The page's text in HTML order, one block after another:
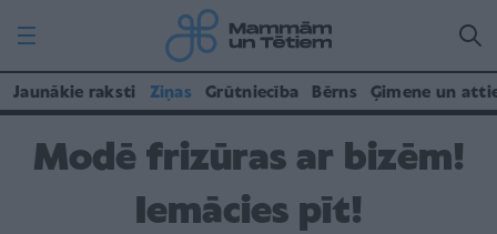
Jaunākie raksti Ziņas Grūtniecība Bērns Ģimene un
Modē frizūras ar bizēm!
Iemācies pīt!